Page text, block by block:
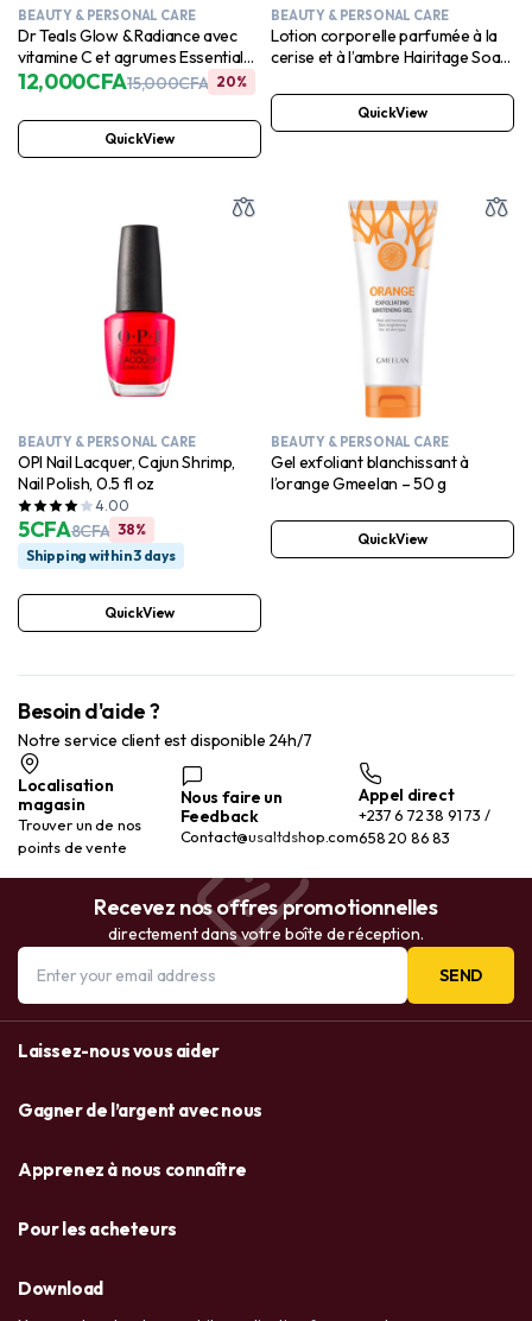
BEAUTY & PERSONAL CARE
Dr Teals Glow & Radiance avec
vitamine C et agrumes Essential
Oils Body Lotion 530ml
15,000CFA
12,000CFA 20%
QuickView
BEAUTY & PERSONAL CARE
Lotion corporelle parfumée à la
cerise et à l’ambre Hairitage Soak
Niacinamide, huile de jojoba et
huile d’avocat pour tous les types
QuickView
BEAUTY & PERSONAL CARE
OPI Nail Lacquer, Cajun Shrimp,
Nail Polish, 0.5 fl oz
4.00
8CFA
5CFA
38%
Shipping within 3 days
QuickView
BEAUTY & PERSONAL CARE
Gel exfoliant blanchissant à
l’orange Gmeelan – 50 g
QuickView
Besoin d'aide ?
Notre service client est disponible 24h/7
Localisation
magasin
Trouver un de nos
points de vente
Nous faire un
Feedback
Contact@usaltdshop.com
Appel direct
+237 6 72 38 91 73 /
658 20 86 83
Recevez nos offres promotionnelles
directement dans votre boîte de réception.
SEND
Laissez-nous vous aider
Gagner de l’argent avec nous
Apprenez à nous connaître
Pour les acheteurs
Download